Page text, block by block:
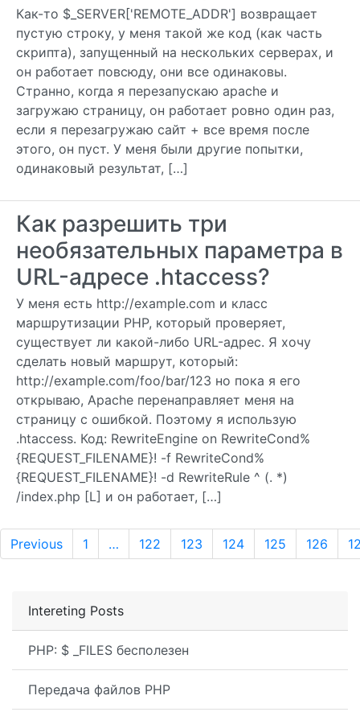
Как-то $_SERVER['REMOTE_ADDR'] возвращает
пустую строку, у меня такой же код (как часть
скрипта), запущенный на нескольких серверах, и
он работает повсюду, они все одинаковы.
Странно, когда я перезапускаю apache и
загружаю страницу, он работает ровно один раз,
если я перезагружаю сайт + все время после
этого, он пуст. У меня были другие попытки,
одинаковый результат, […]
Как разрешить три
необязательных параметра в
URL-адресе .htaccess?
У меня есть http://example.com и класс
маршрутизации PHP, который проверяет,
существует ли какой-либо URL-адрес. Я хочу
сделать новый маршрут, который:
http://example.com/foo/bar/123 но пока я его
открываю, Apache перенаправляет меня на
страницу с ошибкой. Поэтому я использую
.htaccess. Код: RewriteEngine on RewriteCond%
{REQUEST_FILENAME}! -f RewriteCond%
{REQUEST_FILENAME}! -d RewriteRule ^ (. *)
/index.php [L] и он работает, […]
Previous 1 … 122 123 124 125 126
Intereting Posts
PHP: $ _FILES бесполезен
Передача файлов PHP